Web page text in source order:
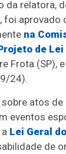
da relatora,
foi aprovado
na
de Lei
Frota (SP),
24).
sobre atos
eventos
Lei Geral
de